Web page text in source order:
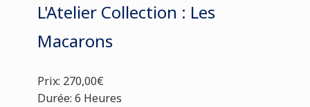
L'Atelier Collection : Les
Macarons
Prix: 270,00€
Durée: 6 Heures